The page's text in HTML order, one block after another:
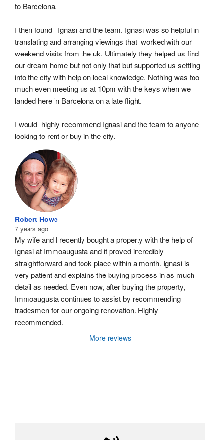
to Barcelona.
I then found   Ignasi and the team. Ignasi was so helpful in
translating and arranging viewings that  worked with our
weekend visits from the uk. Ultimately they helped us find
our dream home but not only that but supported us settling
into the city with help on local knowledge. Nothing was too
much even meeting us at 10pm with the keys when we
landed here in Barcelona on a late flight.
I would  highly recommend Ignasi and the team to anyone
looking to rent or buy in the city.
Robert Howe
7 years ago
My wife and I recently bought a property with the help of
Ignasi at Immoaugusta and it proved incredibly
straightforward and took place within a month. Ignasi is
very patient and explains the buying process in as much
detail as needed. Even now, after buying the property,
Immoaugusta continues to assist by recommending
tradesmen for our ongoing renovation. Highly
recommended.
More reviews